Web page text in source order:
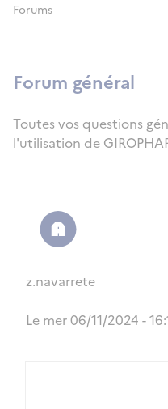
Forums
Forum général
Toutes vos questions
l'utilisation de
z.navarrete
Le mer 06/11/2024 -